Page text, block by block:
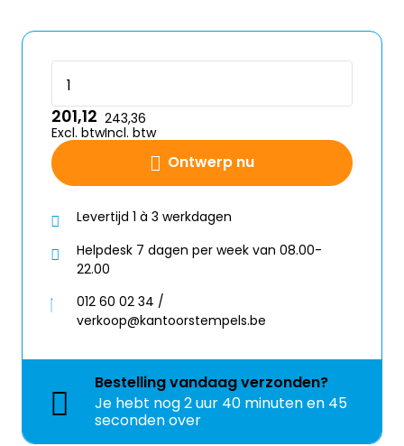
Ontwerp nu
201,12
Excl. btw
243,36
Incl. btw
Levertijd 1 à 3 werkdagen
Helpdesk 7 dagen per week van 08.00-
22.00
012 60 02 34 /
verkoop@kantoorstempels.be
Bestellingvandaagverzonden?
Je hebt nog2 uur 40 minuten en 44
seconden over